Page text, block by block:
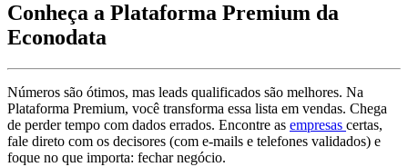
Conheça a Plataforma Premium da
Econodata
Números são ótimos, mas leads qualificados são melhores. Na
Plataforma Premium, você transforma essa lista em vendas. Chega
de perder tempo com dados errados. Encontre as empresas certas,
fale direto com os decisores (com e-mails e telefones validados) e
foque no que importa: fechar negócio.